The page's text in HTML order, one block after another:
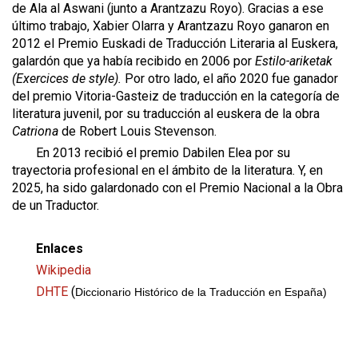
de Ala al Aswani (junto a Arantzazu Royo). Gracias a ese
último trabajo, Xabier Olarra y Arantzazu Royo ganaron en
2012 el Premio Euskadi de Traducción Literaria al Euskera,
galardón que ya había recibido en 2006 por Estilo-ariketak
(Exercices de style). Por otro lado, el año 2020 fue ganador
del premio Vitoria-Gasteiz de traducción en la categoría de
literatura juvenil, por su traducción al euskera de la obra
Catriona de Robert Louis Stevenson.
En 2013 recibió el premio Dabilen Elea por su
trayectoria profesional en el ámbito de la literatura. Y, en
2025, ha sido galardonado con el Premio Nacional a la Obra
de un Traductor.
Enlaces
Wikipedia
DHTE (Diccionario Histórico de la Traducción en España)